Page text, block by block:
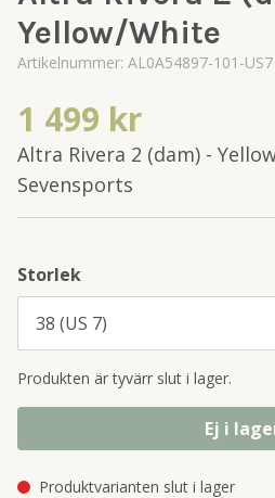
Yellow/White
Artikelnummer: AL0A54897-101-US7
1 499 kr
Altra Rivera 2 (dam) -
Sevensports
Storlek
Produkten är tyvärr slut i lager.
Ej i
Produktvarianten slut i lager